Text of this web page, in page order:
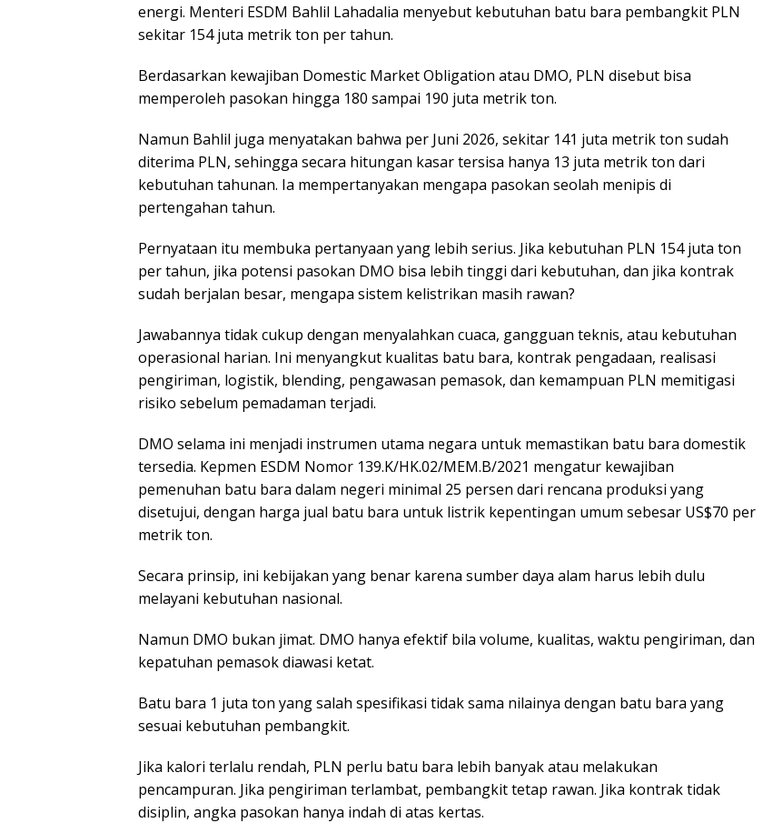
energi. Menteri ESDM Bahlil Lahadalia menyebut kebutuhan batu bara pembangkit PLN
sekitar 154 juta metrik ton per tahun.
Berdasarkan kewajiban Domestic Market Obligation atau DMO, PLN disebut bisa
memperoleh pasokan hingga 180 sampai 190 juta metrik ton.
Namun Bahlil juga menyatakan bahwa per Juni 2026, sekitar 141 juta metrik ton sudah
diterima PLN, sehingga secara hitungan kasar tersisa hanya 13 juta metrik ton dari
kebutuhan tahunan. Ia mempertanyakan mengapa pasokan seolah menipis di
pertengahan tahun.
Pernyataan itu membuka pertanyaan yang lebih serius. Jika kebutuhan PLN 154 juta ton
per tahun, jika potensi pasokan DMO bisa lebih tinggi dari kebutuhan, dan jika kontrak
sudah berjalan besar, mengapa sistem kelistrikan masih rawan?
Jawabannya tidak cukup dengan menyalahkan cuaca, gangguan teknis, atau kebutuhan
operasional harian. Ini menyangkut kualitas batu bara, kontrak pengadaan, realisasi
pengiriman, logistik, blending, pengawasan pemasok, dan kemampuan PLN memitigasi
risiko sebelum pemadaman terjadi.
DMO selama ini menjadi instrumen utama negara untuk memastikan batu bara domestik
tersedia. Kepmen ESDM Nomor 139.K/HK.02/MEM.B/2021 mengatur kewajiban
pemenuhan batu bara dalam negeri minimal 25 persen dari rencana produksi yang
disetujui, dengan harga jual batu bara untuk listrik kepentingan umum sebesar US$70 per
metrik ton.
Secara prinsip, ini kebijakan yang benar karena sumber daya alam harus lebih dulu
melayani kebutuhan nasional.
Namun DMO bukan jimat. DMO hanya efektif bila volume, kualitas, waktu pengiriman, dan
kepatuhan pemasok diawasi ketat.
Batu bara 1 juta ton yang salah spesifikasi tidak sama nilainya dengan batu bara yang
sesuai kebutuhan pembangkit.
Jika kalori terlalu rendah, PLN perlu batu bara lebih banyak atau melakukan
pencampuran. Jika pengiriman terlambat, pembangkit tetap rawan. Jika kontrak tidak
disiplin, angka pasokan hanya indah di atas kertas.